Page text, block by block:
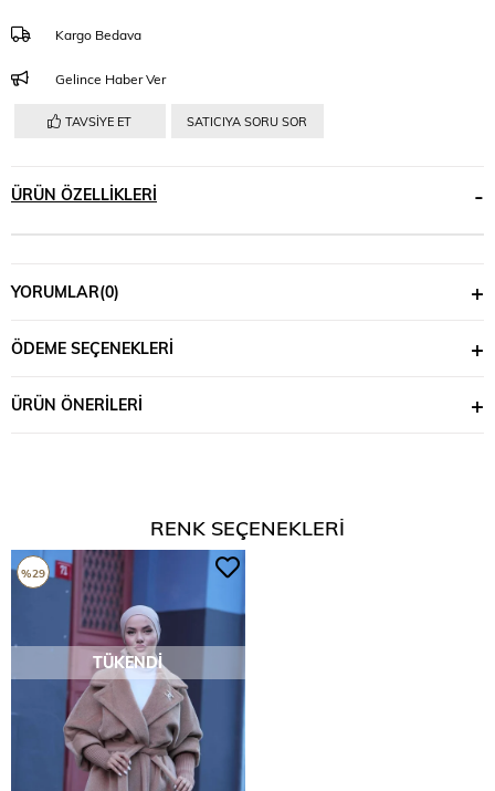
Kargo Bedava
Gelince Haber Ver
TAVSIYE ET SATICIYA SORU SOR
ÜRÜN ÖZELLIKLERI
YORUMLAR(0)
ÖDEME SEÇENEKLERI
ÜRÜN ÖNERILERI
RENK SEÇENEKLERI
TÜKENDI
%29